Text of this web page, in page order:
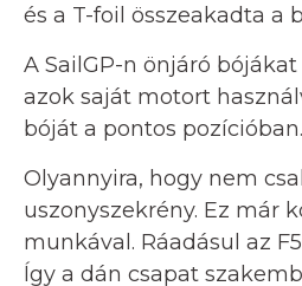
és a T-foil összeakadta a
A SailGP-n önjáró
azok saját motort
bóját a pontos
Olyannyira, hogy nem
uszonyszekrény. Ez már
munkával. Ráadásul az
Így a dán csapat